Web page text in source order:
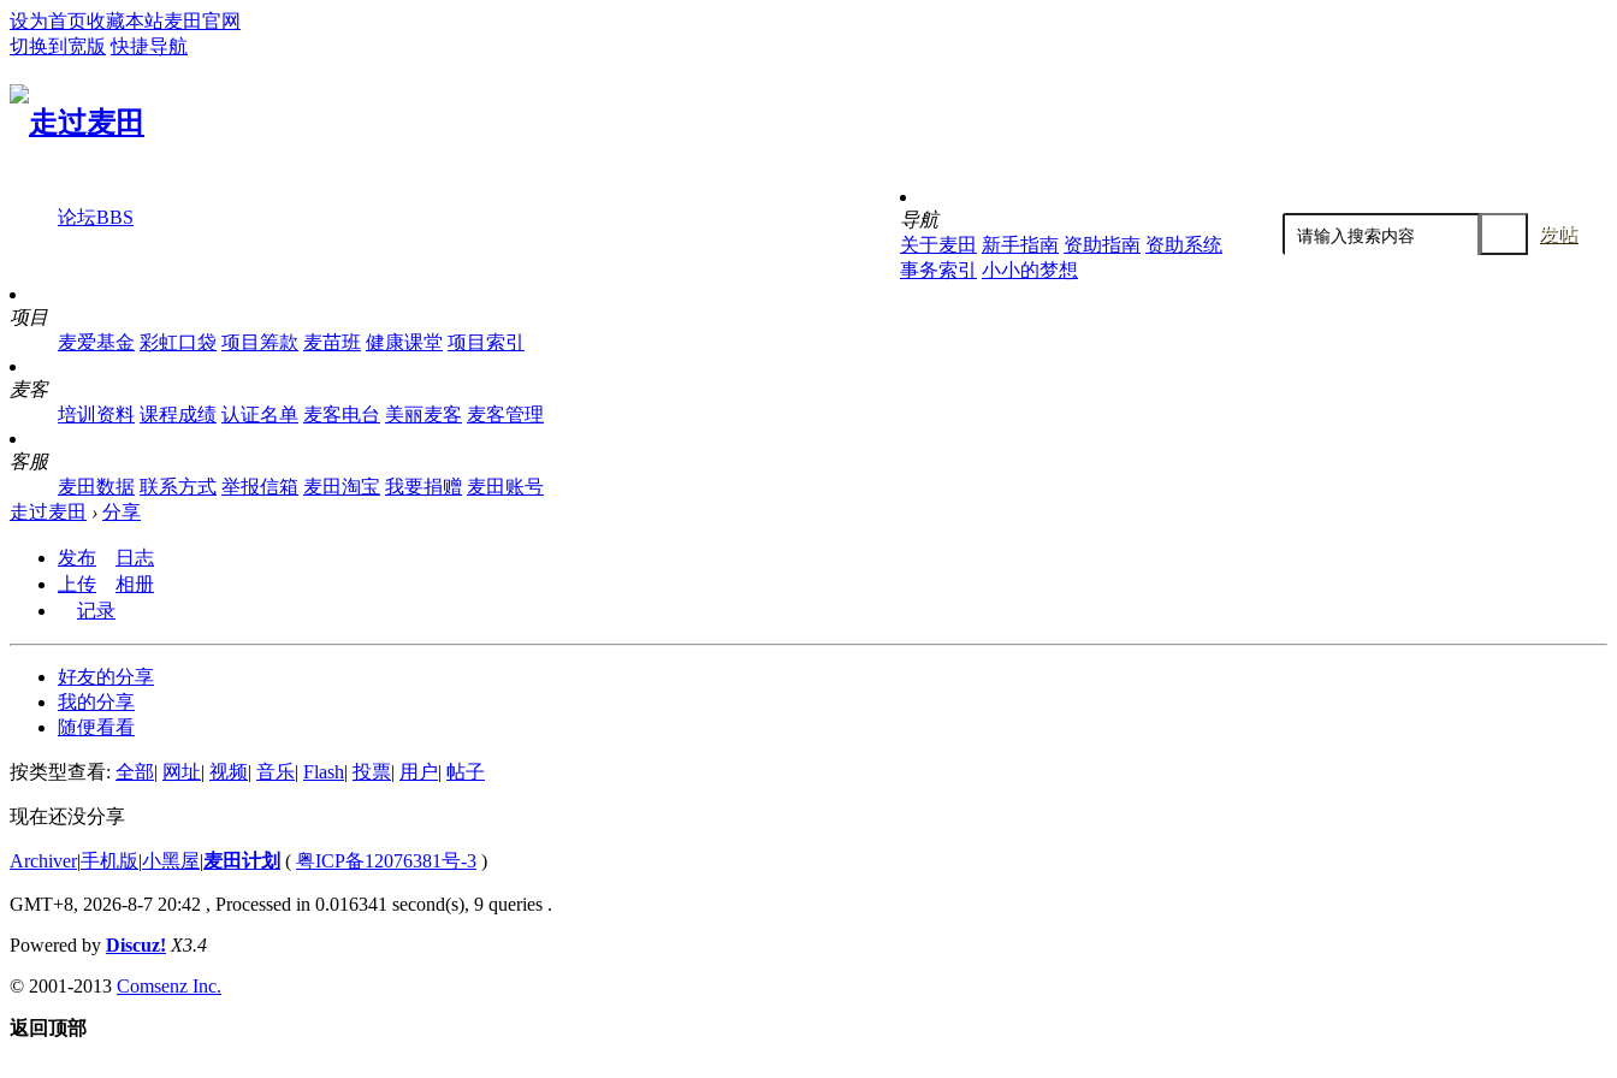
设为首页收藏本站麦田官网
切换到宽版 快捷导航
论坛BBS
发帖
导航
关于麦田 新手指南 资助指南 资助系统
事务索引
小小的梦想
项目
麦爱基金 彩虹口袋 项目筹款 麦苗班 健康课堂 项目索引
麦客
培训资料 课程成绩 认证名单 麦客电台 美丽麦客 麦客管理
客服
麦田数据 联系方式 举报信箱 麦田淘宝 我要捐赠 麦田账号
走过麦田 › 分享
发布
日志
上传
相册
记录
好友的分享
我的分享
随便看看
按类型查看: 全部| 网址| 视频| 音乐| Flash| 投票| 用户| 帖子
现在还没分享
Archiver|手机版|小黑屋|麦田计划 ( 粤ICP备12076381号-3 )
GMT+8, 2026-8-7 20:42 , Processed in 0.016341 second(s), 9 queries .
Powered by Discuz! X3.4
© 2001-2013 Comsenz Inc.
返回顶部